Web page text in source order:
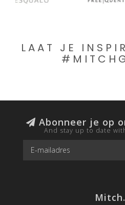
LAAT JE
Abonneer je op
And stay up to date